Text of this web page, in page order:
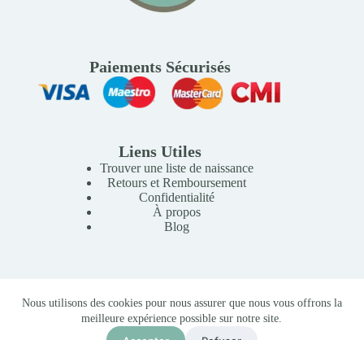
Nous utilisons des cookies pour nous assurer que nous vous offrons la
meilleure expérience possible sur notre site.
Paiements Sécurisés
Liens Utiles
Trouver une liste de naissance
Retours et Remboursement
Confidentialité
À propos
Blog
Copyright © 2026 Mille Lunes - Création du site :
Baptiste
-Conditions Générales de Vente